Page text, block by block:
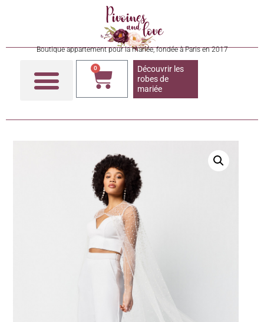
Boutique appartement pour la mariée, fondée à Paris en 2017
0
Découvrir les
robes de
mariée